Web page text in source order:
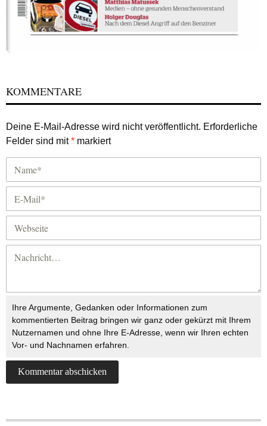
KOMMENTARE
Deine E-Mail-Adresse wird nicht veröffentlicht. Erforderliche
Felder sind mit* markiert
Ihre Argumente, Gedanken oder Informationen zum
kommentierten Beitrag bringen wir ganz oder gekürzt mit Ihrem
Nutzernamen und ohne Ihre E-Adresse, wenn wir Ihren echten
Vor- und Nachnamen erfahren.